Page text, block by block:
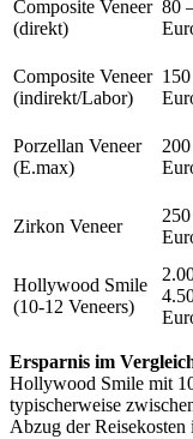
Composite Veneer
(direkt)
80
Composite Veneer
(indirekt/Labor)
Porzellan Veneer
(E.max)
Zirkon Veneer
Hollywood Smile
(10-12 Veneers)
Ersparnis im
Hollywood Smile mit
typischerweise
Abzug der Reisekosten